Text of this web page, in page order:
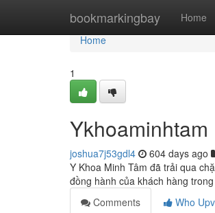
bookmarkingbay Home
Home
Home
1
Ykhoaminhtam
joshua7j53gdl4 604 days ago
Y Khoa Minh Tâm đã trải qua
đồng hành của khách hàng
Comments
Who